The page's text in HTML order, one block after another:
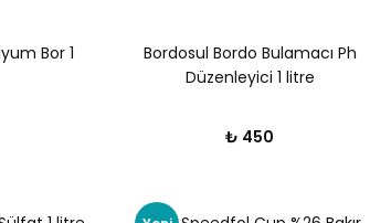
Bor 1
Bordosul Bordo Bulamacı Ph
Düzenleyici 1 litre
₺ 450